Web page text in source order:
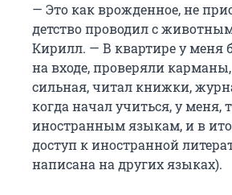
— Это как врожденное, не
детство проводил с
Кирилл. — В квартире у меня
на входе, проверяли
сильная, читал книжки,
когда начал учиться, у меня,
иностранным языкам, и в
доступ к иностранной
написана на других языках).